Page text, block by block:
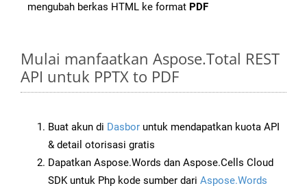
mengubah berkas HTML ke format PDF
Mulai manfaatkan Aspose.Total REST
API untuk PPTX to PDF
Buat akun di Dasbor untuk mendapatkan kuota API
& detail otorisasi gratis
Dapatkan Aspose.Words dan Aspose.Cells Cloud
SDK untuk Php kode sumber dari Aspose.Words